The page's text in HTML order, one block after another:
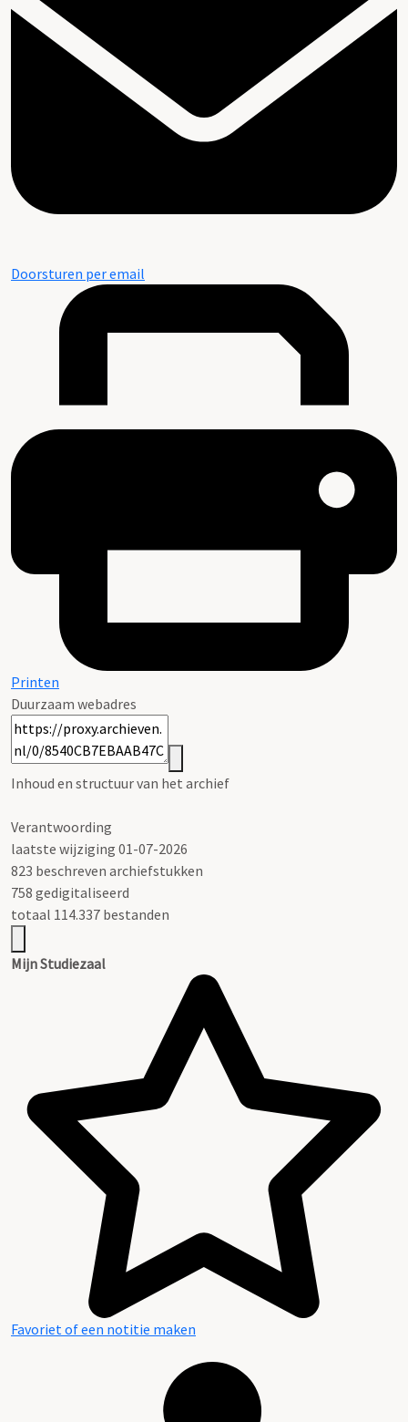
Doorsturen per email
Printen
Duurzaam webadres
Inhoud en structuur van het archief
Verantwoording
laatste wijziging 01-07-2026
823 beschreven archiefstukken
758 gedigitaliseerd
totaal 114.337 bestanden
Mijn Studiezaal
Favoriet of een notitie maken